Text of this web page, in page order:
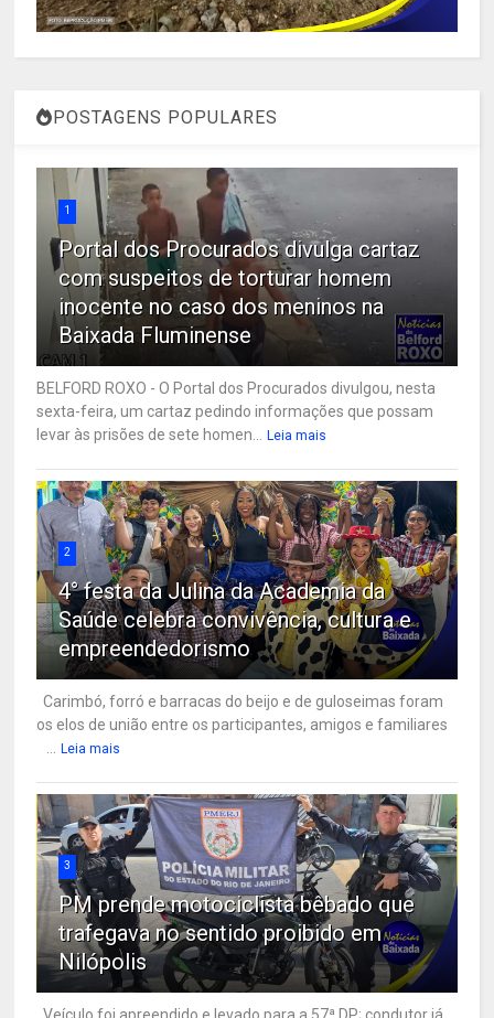
POSTAGENS POPULARES
1
Portal dos Procurados divulga cartaz
com suspeitos de torturar homem
inocente no caso dos meninos na
Baixada Fluminense
BELFORD ROXO - O Portal dos Procurados divulgou, nesta
sexta-feira, um cartaz pedindo informações que possam
levar às prisões de sete homen... Leia mais
2
4° festa da Julina da Academia da
Saúde celebra convivência, cultura e
empreendedorismo
Carimbó, forró e barracas do beijo e de guloseimas foram
os elos de união entre os participantes, amigos e familiares
... Leia mais
3
PM prende motociclista bêbado que
trafegava no sentido proibido em
Nilópolis